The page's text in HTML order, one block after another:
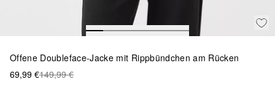
Offene Doubleface-Jacke mit Rippbündchen am Rücken
69,99 €149,99 €